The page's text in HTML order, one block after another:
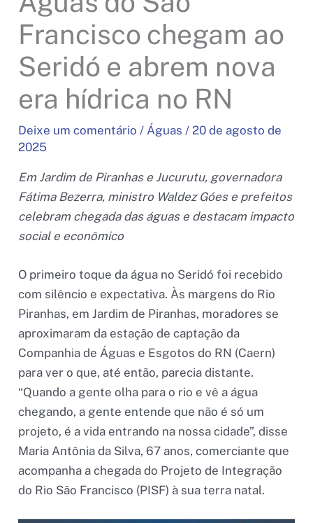
Francisco chegam ao
Seridó e abrem nova
era hídrica no RN
Deixe um comentário / Águas / 20 de agosto de
2025
Em Jardim de Piranhas e Jucurutu, governadora
Fátima Bezerra, ministro Waldez Góes e prefeitos
celebram chegada das águas e destacam impacto
social e econômico
O primeiro toque da água no Seridó foi recebido
com silêncio e expectativa. Às margens do Rio
Piranhas, em Jardim de Piranhas, moradores se
aproximaram da estação de captação da
Companhia de Águas e Esgotos do RN (Caern)
para ver o que, até então, parecia distante.
“Quando a gente olha para o rio e vê a água
chegando, a gente entende que não é só um
projeto, é a vida entrando na nossa cidade”, disse
Maria Antônia da Silva, 67 anos, comerciante que
acompanha a chegada do Projeto de Integração
do Rio São Francisco (PISF) à sua terra natal.